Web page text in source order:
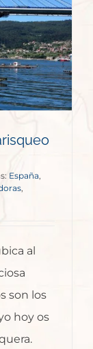
España
al
son los
hoy os